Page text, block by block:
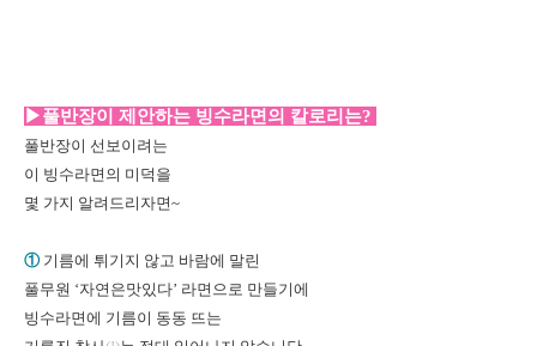
▶풀반장이 제안하는 빙수라면의 칼로리는?
풀반장이 선보이려는
이 빙수라면의 미덕을
몇 가지 알려드리자면~
① 기름에 튀기지 않고 바람에 말린
풀무원 ‘자연은맛있다’ 라면으로 만들기에
빙수라면에 기름이 동동 뜨는